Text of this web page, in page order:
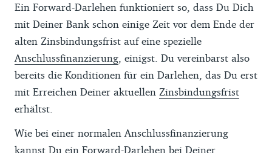
Ein Forward-Darlehen funktioniert so, dass Du Dich
mit Deiner Bank schon einige Zeit vor dem Ende der
alten Zinsbindungsfrist auf eine spezielle
Anschlussfinanzierung , einigst. Du vereinbarst also
bereits die Konditionen für ein Darlehen, das Du erst
mit Erreichen Deiner aktuellen Zinsbindungsfrist
erhältst.
Wie bei einer normalen Anschlussfinanzierung
kannst Du ein Forward-Darlehen bei Deiner